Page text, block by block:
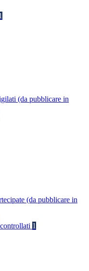
(da pubblicare in
(da pubblicare in
1